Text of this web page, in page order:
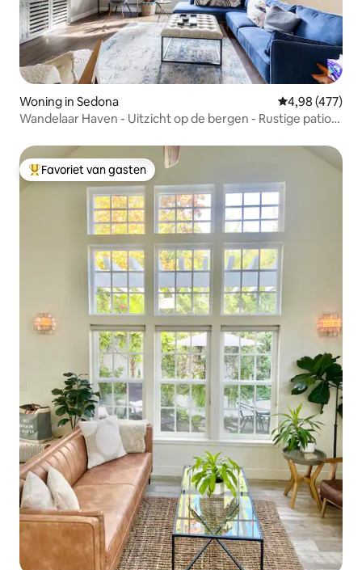
Woning in Sedona Gemiddelde
4,98 (477)
Wandelaar Haven - Uitzicht op de bergen - Rustige patio
Topfavoriet van gasten
Favoriet van gasten